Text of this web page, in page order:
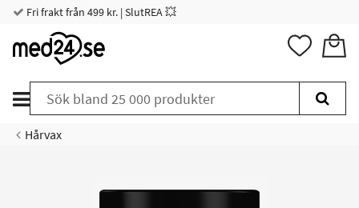
Fri frakt från 499 kr. | SlutREA 💥
Hårvax